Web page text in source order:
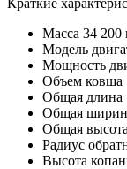
Масса 34 200
Модель
Мощность
Объем ковша
Общая длина
Общая
Общая высота
Радиус
Высота